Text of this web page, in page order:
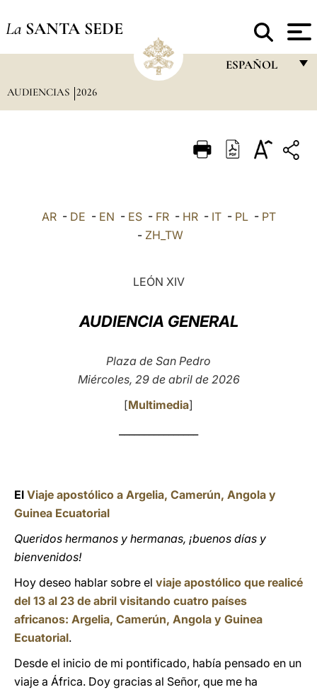
La SANTA SEDE
ESPAÑOL
ITALIANO
中文
AUDIENCIAS 2026
AR- DE - EN - ES- FR- HR- IT- PL- PT
- ZH_TW
LEÓN XIV
AUDIENCIA GENERAL
Plaza de San Pedro
Miércoles, 29 de abril de 2026
[Multimedia]
El Viaje apostólico a Argelia, Camerún, Angola y
Guinea Ecuatorial
Queridos hermanos y hermanas, ¡buenos días y
bienvenidos!
Hoy deseo hablar sobre el viaje apostólico que realicé
del 13 al 23 de abril visitando cuatro países
africanos: Argelia, Camerún, Angola y Guinea
Ecuatorial.
Desde el inicio de mi pontificado, había pensado en un
viaje a África. Doy gracias al Señor, que me ha